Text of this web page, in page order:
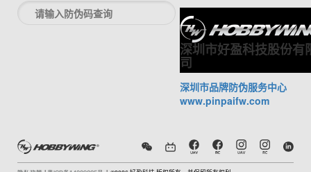
深圳市好盈科技股份有
司
深圳市品牌防伪服务中心
www.pinpaifw.com